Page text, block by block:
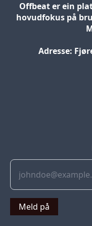
Offbeat er ein
hovudfokus på
Adresse:
Meld på